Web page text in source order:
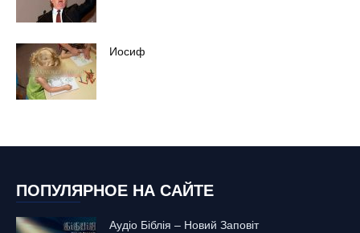
Иосиф
ПОПУЛЯРНОЕ НА САЙТЕ
Аудіо Біблія – Новий Заповіт